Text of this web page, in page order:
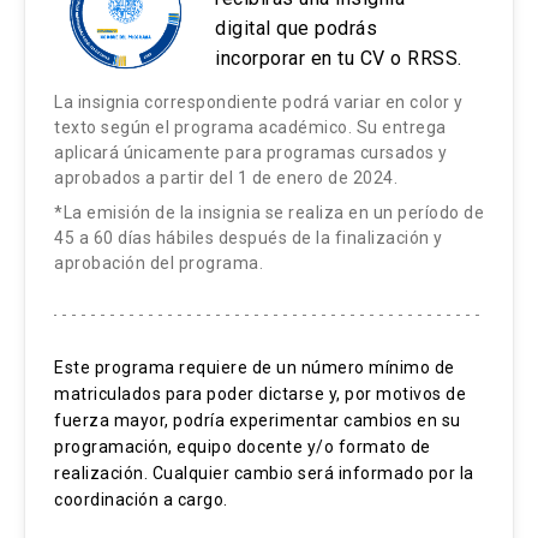
El curso está constituido de seis clases e-
learning que son publicadas en pares durante
estructurada utilizando un diseño instruccional
centrado en el estudiante, que busca generar
motivación y facilitar el aprendizaje. En cada
clase están siempre los contenidos,
evaluaciones con retroalimentación, instancias
contenido se despliega en un recorrido que
como videos (con presencia del docente y
apoyos visuales), esquemas, audios, gráficas,
ilustraciones, lecturas complementarias,
preguntas formativas, links a otros recursos, etc.
posibilidad de ningún tipo de certificación.
digital que podrás
incorporar en tu CV o RRSS.
La insignia correspondiente podrá variar en color y
texto según el programa académico. Su entrega
aplicará únicamente para programas cursados y
aprobados a partir del 1 de enero de 2024.
*La emisión de la insignia se realiza en un período de
45 a 60 días hábiles después de la finalización y
aprobación del programa.
Este programa requiere de un número mínimo de
matriculados para poder dictarse y, por motivos de
fuerza mayor, podría experimentar cambios en su
programación, equipo docente y/o formato de
realización. Cualquier cambio será informado por la
coordinación a cargo.